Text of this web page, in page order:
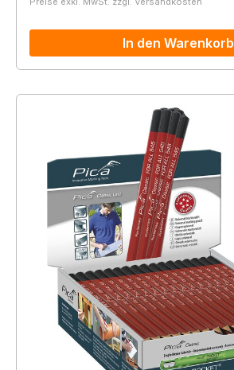
In den Warenkorb